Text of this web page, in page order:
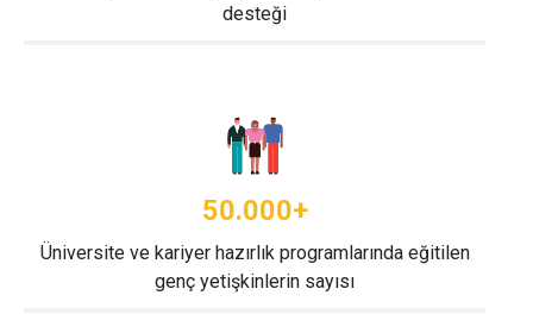
desteği
50.000+
Üniversite ve kariyer hazırlık programlarında eğitilen
genç yetişkinlerin sayısı